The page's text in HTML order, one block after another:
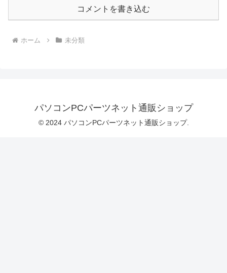
コメントを書き込む
ホーム 未分類
パソコンPCパーツネット通販ショップ
© 2024 パソコンPCパーツネット通販ショップ.